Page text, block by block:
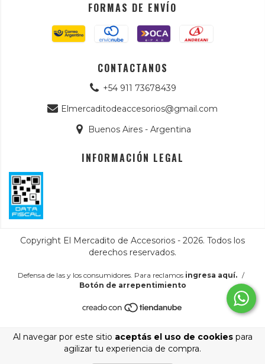
Al navegar por este sitio aceptás el uso de cookiespara
agilizar tu experiencia de compra.
FORMAS DE ENVÍO
CONTACTANOS
+54 911 73678439
Elmercaditodeaccesorios@gmail.com
Buenos Aires - Argentina
INFORMACIÓN LEGAL
Copyright El Mercadito de Accesorios - 2026. Todos los
derechos reservados.
Defensa de las y los consumidores. Para reclamos ingresa aquí. /
Botón de arrepentimiento